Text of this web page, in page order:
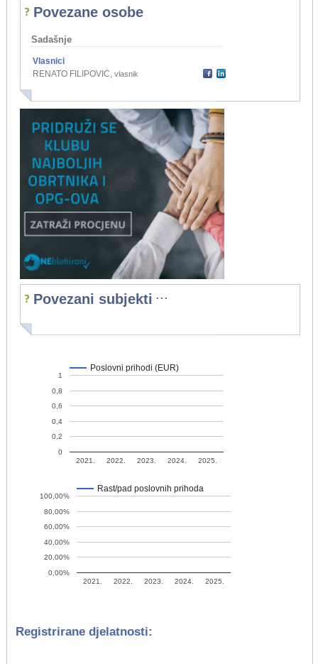
Povezane osobe
Sadašnje
Vlasnici
RENATO FILIPOVIĆ, vlasnik
Povezani subjekti ...
Poslovni prihodi (EUR)
2021. 2022. 2023. 2024. 2025.
0
0,2
0,4
0,6
0,8
1
Rast/pad poslovnih prihoda
2021. 2022. 2023. 2024. 2025.
0,00%
20,00%
40,00%
60,00%
80,00%
100,00%
Registrirane djelatnosti: